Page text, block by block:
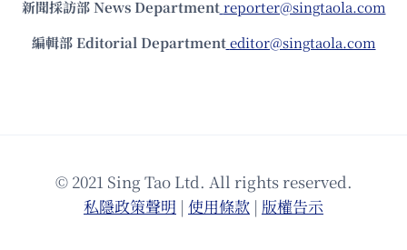
新聞採訪部 News Department reporter@singtaola.com
編輯部 Editorial Department editor@singtaola.com
© 2021 Sing Tao Ltd. All rights reserved.
私隱政策聲明 | 使⽤條款 | 版權告⽰